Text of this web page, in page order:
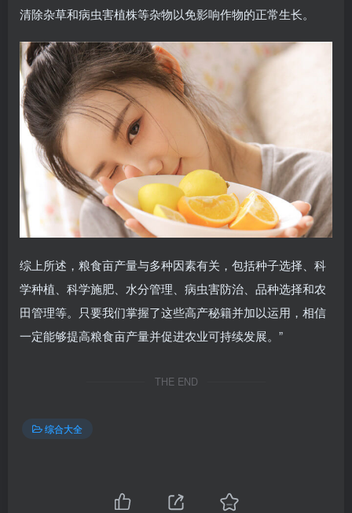
清除杂草和病虫害植株等杂物以免影响作物的正常生长。
综上所述，粮食亩产量与多种因素有关，包括种子选择、科
学种植、科学施肥、水分管理、病虫害防治、品种选择和农
田管理等。只要我们掌握了这些高产秘籍并加以运用，相信
一定能够提高粮食亩产量并促进农业可持续发展。”
THE END
综合大全